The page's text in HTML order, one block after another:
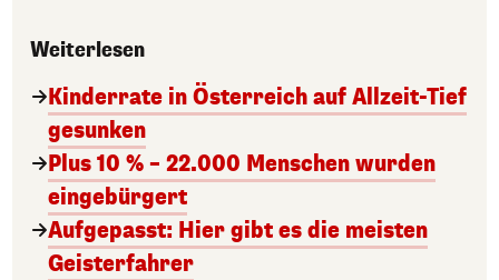
Weiterlesen
Kinderrate in Österreich auf Allzeit-Tief
gesunken
Plus 10 % – 22.000 Menschen wurden
eingebürgert
Aufgepasst: Hier gibt es die meisten
Geisterfahrer